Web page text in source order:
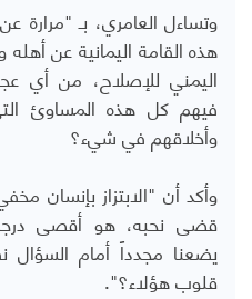
وتساءل العامري، بـ "مرارة
هذه القامة اليمانية عن
اليمني للإصلاح، من أي
فيهم كل هذه المساوئ
وأخلاقهم في شيء؟
وأكد أن "الابتزاز بإنسان
قضى نحبه، هو أقصى
يضعنا مجدداً أمام
قلوب هؤلاء؟".